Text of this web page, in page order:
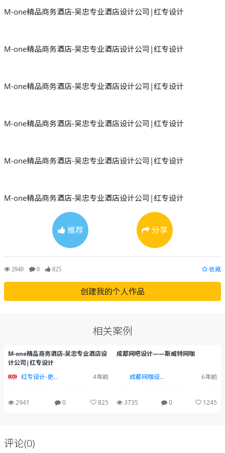
M-one精品商务酒店-吴忠专业酒店设计公司|红专设计
M-one精品商务酒店-吴忠专业酒店设计公司|红专设计
M-one精品商务酒店-吴忠专业酒店设计公司|红专设计
M-one精品商务酒店-吴忠专业酒店设计公司|红专设计
M-one精品商务酒店-吴忠专业酒店设计公司|红专设计
M-one精品商务酒店-吴忠专业酒店设计公司|红专设计
推荐 分享
2940 0 825 收藏
创建我的个人作品
相关案例
M-one精品商务酒店-吴忠专业酒店设
计公司|红专设计
红专设计-更懂酒店
4年前
2941 0 825
成都网吧设计——斯威特网咖
成都网咖设计公司 6年前
3735 0 1245
评论(0)